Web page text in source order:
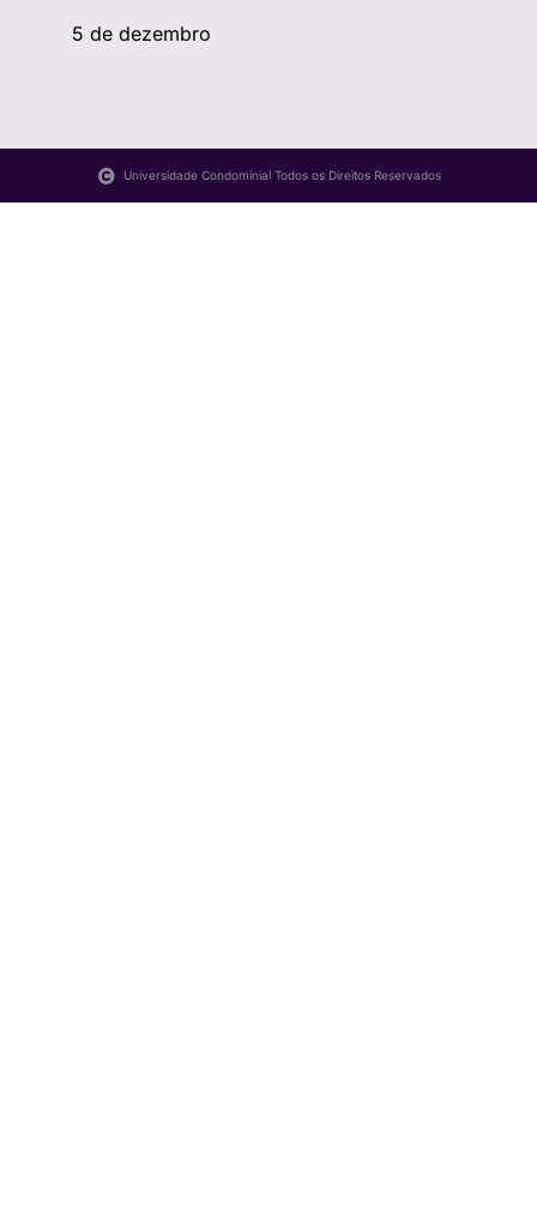
5 de dezembro
Universidade Condominial Todos os Direitos Reservados